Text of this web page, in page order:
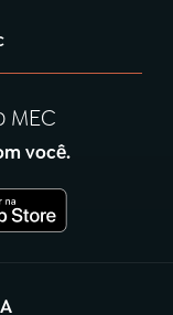
MEC
você.
aba)